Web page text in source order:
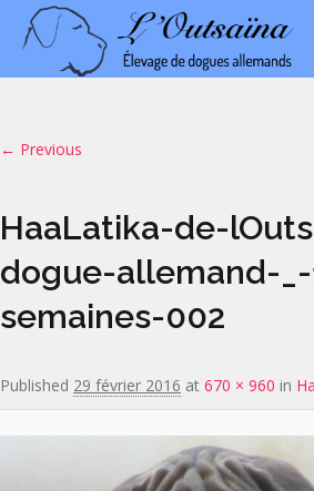
Image navigation
← Previous
HaaLatika-de-
dogue-allemand-_-
semaines-002
Published 29 février 2016 at 670 × 960 in